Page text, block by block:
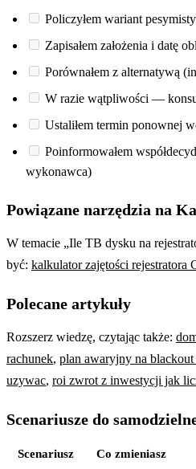
Policzyłem wariant
Zapisałem założenia i datę
Porównałem z alternatywą
W razie wątpliwości —
Ustaliłem termin ponownej
Poinformowałem
wykonawca)
Powiązane narzędzia na
W temacie „Ile TB dysku na
być: kalkulator zajętości rejestratora
Polecane artykuły
Rozszerz wiedzę, czytając także:
rachunek, plan awaryjny na
uzywac, roi zwrot z inwestycji jak
Scenariusze do
Scenariusz Co zmieniasz